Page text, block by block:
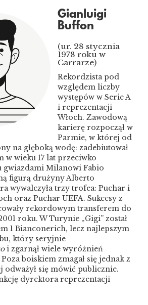
Gianluigi
Buffon
(ur. 28 stycznia
1978 roku w
Carrarze)
Rekordzista pod
względem liczby
występów w Serie A
i reprezentacji
Włoch. Zawodową
karierę rozpoczął w
Parmie, w której od
na głęboką wodę: zadebiutował
w wieku 17 lat przeciwko
gwiazdami Milanowi Fabio
figurą drużyny Alberto
wywalczyła trzy trofea: Puchar i
oraz Puchar UEFA. Sukcesy z
rekordowym transferem do
roku. W Turynie „Gigi” został
1 Bianconerich, lecz najlepszym
który seryjnie
i zgarnął wiele wyróżnień
boiskiem zmagał się jednak z
odważył się mówić publicznie.
dyrektora reprezentacji